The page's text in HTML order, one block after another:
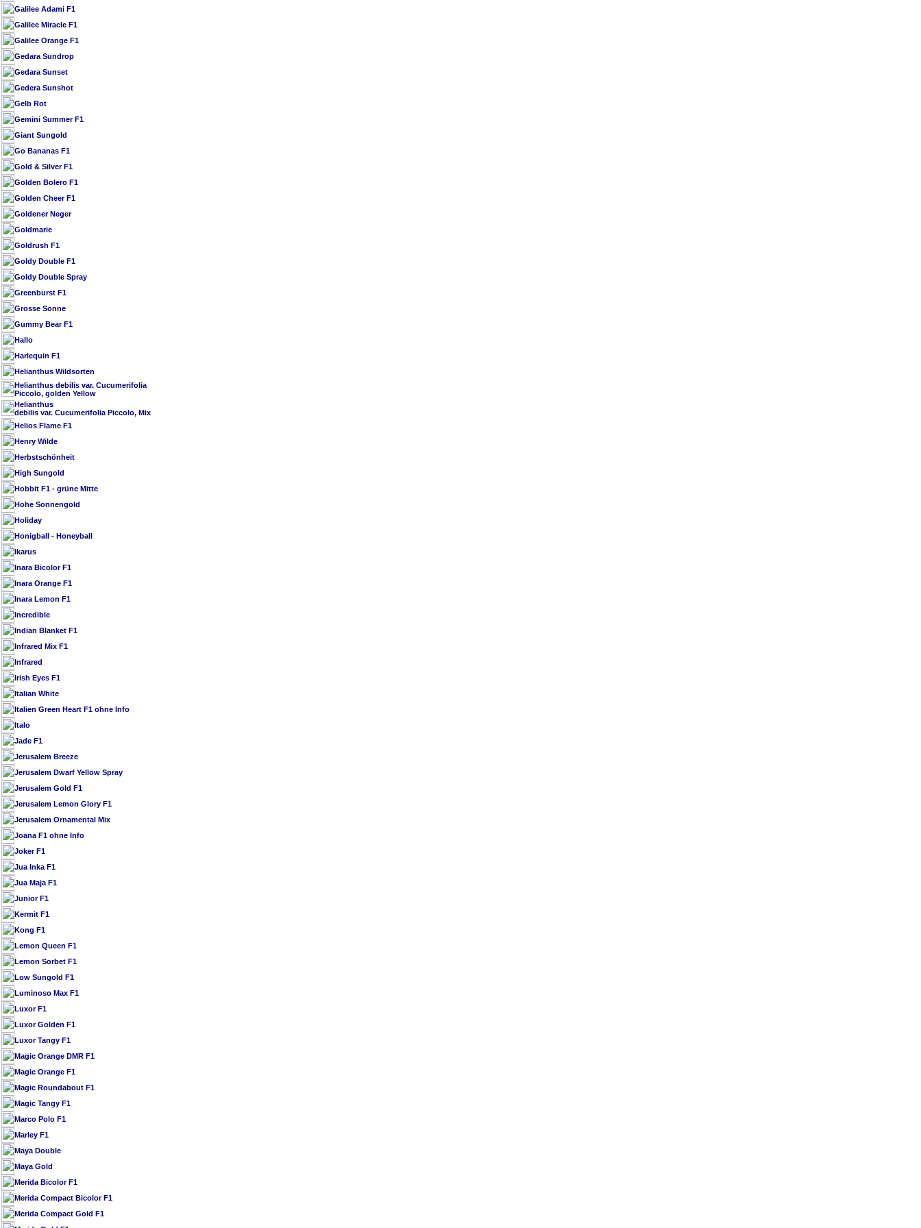
Galilee Adami F1
Galilee Miracle F1
Galilee Orange F1
Gedara Sundrop
Gedara Sunset
Gedera Sunshot
Gelb Rot
Gemini Summer F1
Giant Sungold
Go Bananas F1
Gold & Silver F1
Golden Bolero F1
Golden Cheer F1
Goldener Neger
Goldmarie
Goldrush F1
Goldy Double F1
Goldy Double Spray
Greenburst F1
Grosse Sonne
Gummy Bear F1
Hallo
Harlequin F1
Helianthus Wildsorten
Helianthus debilis var. Cucumerifolia
Piccolo, golden Yellow
Helianthus
debilis var. Cucumerifolia Piccolo, Mix
Helios Flame F1
Henry Wilde
Herbstschönheit
High Sungold
Hobbit F1 - grüne Mitte
Hohe Sonnengold
Holiday
Honigball - Honeyball
Ikarus
Inara Bicolor F1
Inara Orange F1
Inara Lemon F1
Incredible
Indian Blanket F1
Infrared Mix F1
Infrared
Irish Eyes F1
Italian White
Italien Green Heart F1 ohne Info
Italo
Jade F1
Jerusalem Breeze
Jerusalem Dwarf Yellow Spray
Jerusalem Gold F1
Jerusalem Lemon Glory F1
Jerusalem Ornamental Mix
Joana F1 ohne Info
Joker F1
Jua Inka F1
Jua Maja F1
Junior F1
Kermit F1
Kong F1
Lemon Queen F1
Lemon Sorbet F1
Low Sungold F1
Luminoso Max F1
Luxor F1
Luxor Golden F1
Luxor Tangy F1
Magic Orange DMR F1
Magic Orange F1
Magic Roundabout F1
Magic Tangy F1
Marco Polo F1
Marley F1
Maya Double
Maya Gold
Merida Bicolor F1
Merida Compact Bicolor F1
Merida Compact Gold F1